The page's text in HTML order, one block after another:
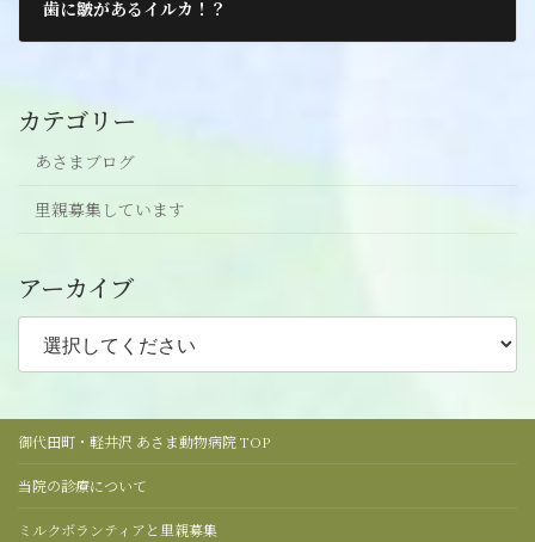
歯に皺があるイルカ！？
2021年10月2日
カテゴリー
あさまブログ
里親募集しています
アーカイブ
御代田町・軽井沢 あさま動物病院 TOP
当院の診療について
ミルクボランティアと里親募集